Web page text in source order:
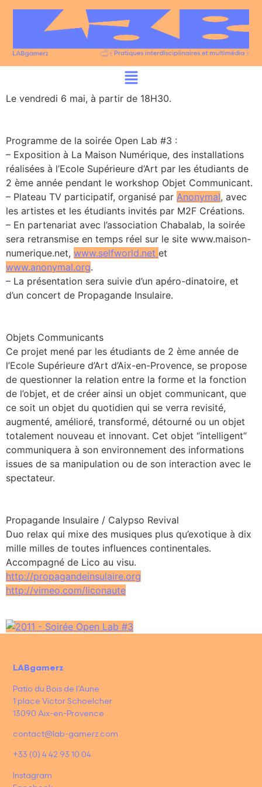
Le vendredi 6 mai, à partir de 18H30.
Programme de la soirée Open Lab #3 :
– Exposition à La Maison Numérique, des installations
réalisées à l’Ecole Supérieure d’Art par les étudiants de
2 ème année pendant le workshop Objet Communicant.
– Plateau TV participatif, organisé par Anonymal, avec
les artistes et les étudiants invités par M2F Créations.
– En partenariat avec l’association Chabalab, la soirée
sera retransmise en temps réel sur le site www.maison-
numerique.net, www.selfworld.net et
www.anonymal.org.
– La présentation sera suivie d’un apéro-dinatoire, et
d’un concert de Propagande Insulaire.
Objets Communicants
Ce projet mené par les étudiants de 2 ème année de
l’Ecole Supérieure d’Art d’Aix-en-Provence, se propose
de questionner la relation entre la forme et la fonction
de l’objet, et de créer ainsi un objet communicant, que
ce soit un objet du quotidien qui se verra revisité,
augmenté, amélioré, transformé, détourné ou un objet
totalement nouveau et innovant. Cet objet “intelligent”
communiquera à son environnement des informations
issues de sa manipulation ou de son interaction avec le
spectateur.
Propagande Insulaire / Calypso Revival
Duo relax qui mixe des musiques plus qu’exotique à dix
mille milles de toutes influences continentales.
Accompagné de Lico au visu.
http://propagandeinsulaire.org
http://vimeo.com/liconaute
LABgamerz
Patio du Bois de l’Aune
1 place Victor Schoelcher
13090 Aix-en-Provence
contact@lab-gamerz.com
+33 (0) 4 42 93 10 04
Instagram